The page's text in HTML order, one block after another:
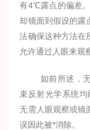
有4℃露点的偏差
却镜面到假设的露
法确保这种方法在
允许通过人眼来观
如前所述，无
束反射光学系统均
无需人眼观察或镜
误因此被*消除。